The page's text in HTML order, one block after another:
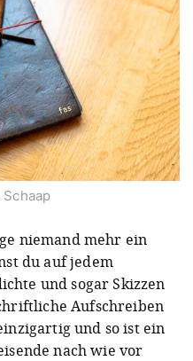
niemand mehr ein
du auf jedem
und sogar Skizzen
Aufschreiben
und so ist ein
nach wie vor